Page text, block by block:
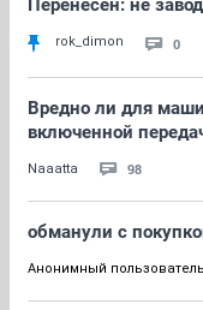
Перенесен: не
rok_dimon 0
Вредно ли для
включенной
Naaatta 98
обманули с
Анонимный пользователь